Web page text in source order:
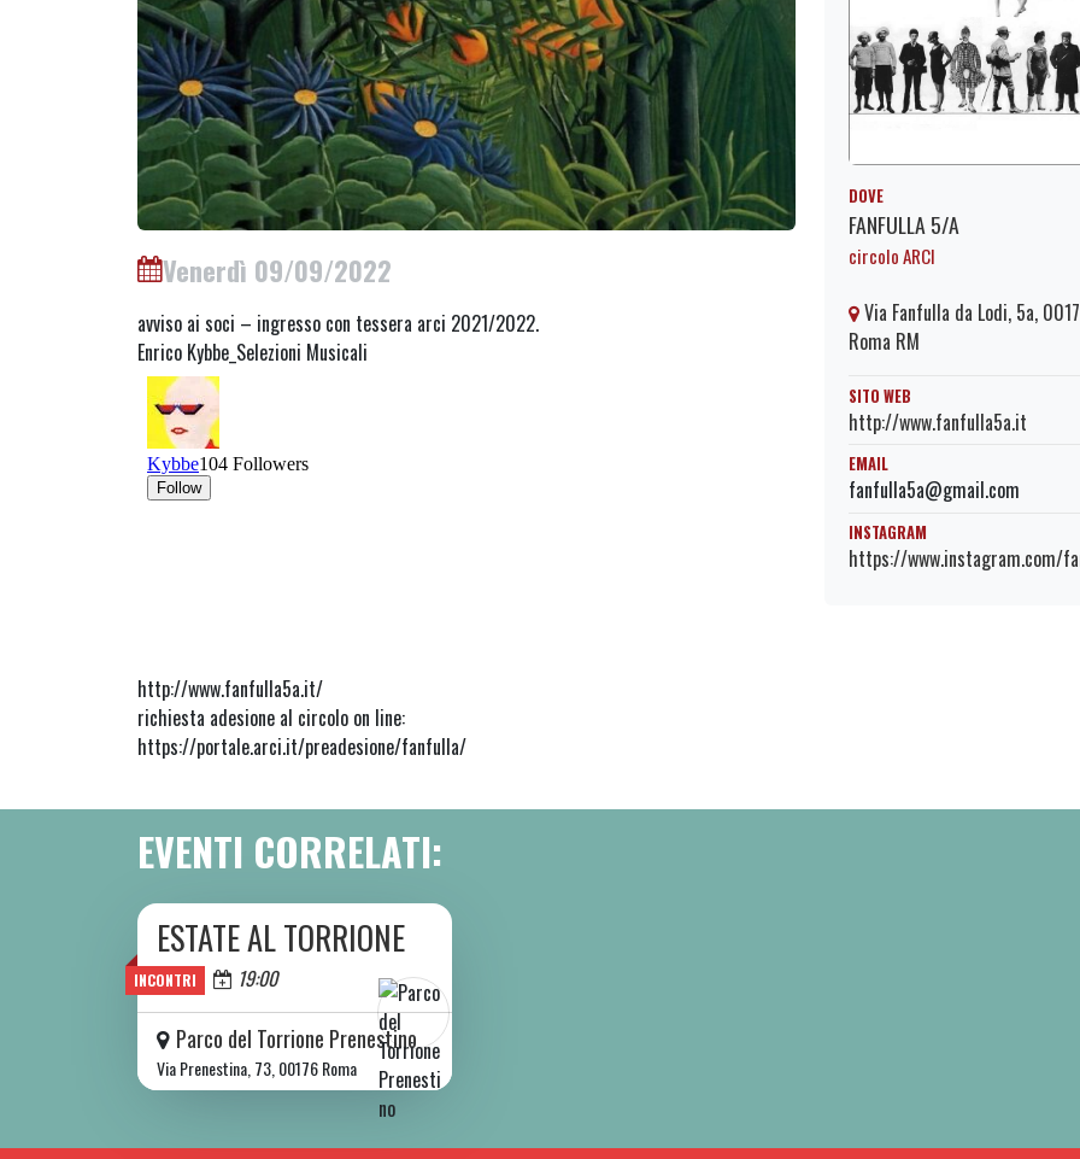
Venerdì 09/09/2022
avviso ai soci – ingresso con tessera arci 2021/2022.
Enrico Kybbe_Selezioni Musicali
http://www.fanfulla5a.it/
richiesta adesione al circolo on line:
https://portale.arci.it/preadesione/fanfulla/
DOVE
FANFULLA 5/A
circolo ARCI
Via Fanfulla da Lodi, 5a,
Roma RM
SITO WEB
http://www.fanfulla5a.it
EMAIL
fanfulla5a@gmail.com
INSTAGRAM
https://www.instagram.com/
EVENTI CORRELATI:
INCONTRI
DA SAB 06/06 A SAB 08/08 2026
ESTATE AL TORRIONE
Oggi 19:00
Parco del Torrione Prenestino
Via Prenestina, 73, 00176 Roma